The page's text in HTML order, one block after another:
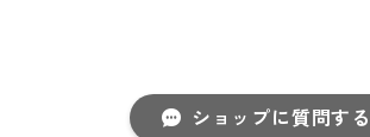
ショップに質問する